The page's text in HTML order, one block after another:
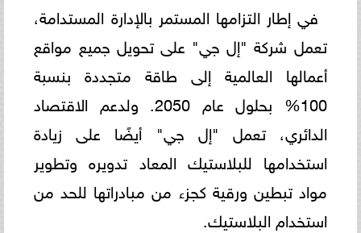
في إطار التزامها المستمر بالإدارة المستدامة،
تعمل شركة "إل جي" على تحويل جميع مواقع
أعمالها العالمية إلى طاقة متجددة بنسبة
100% بحلول عام 2050. ولدعم الاقتصاد
الدائري، تعمل "إل جي" أيضًا على زيادة
استخدامها للبلاستيك المعاد تدويره وتطوير
مواد تبطين ورقية كجزء من مبادراتها للحد من
استخدام البلاستيك.